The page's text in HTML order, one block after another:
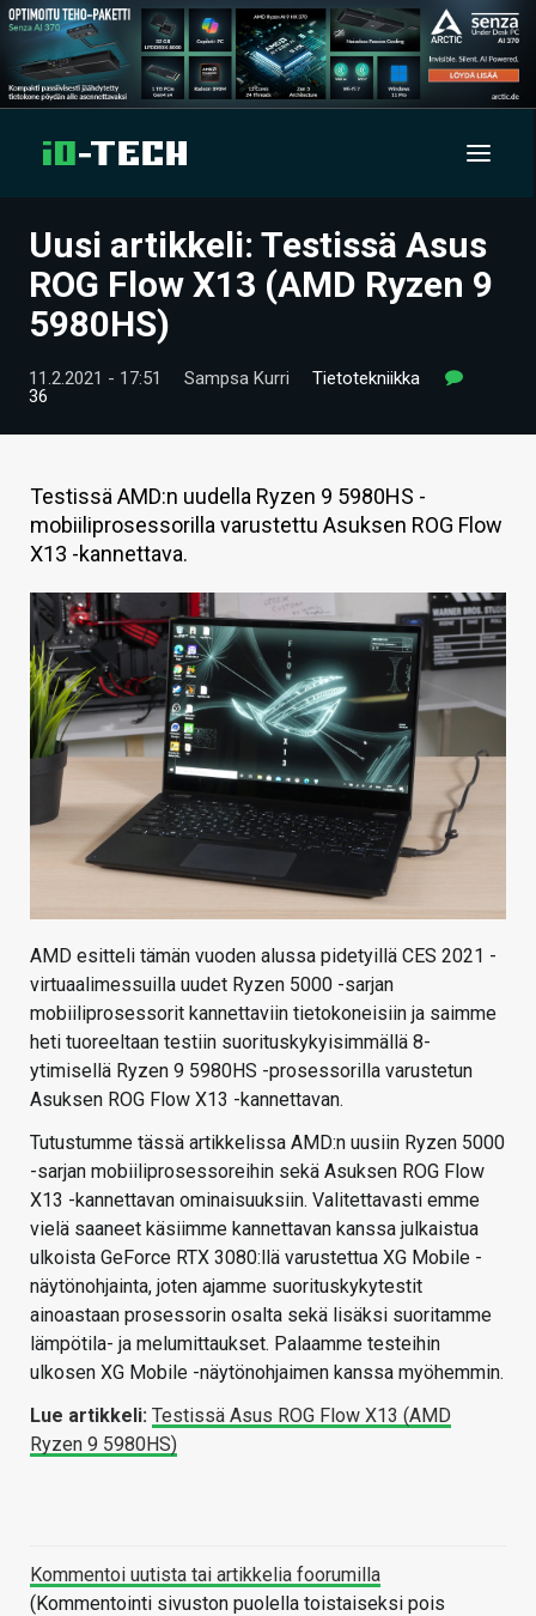
UUTISET
ARTIKKELIT
VIDEOT
HINTA.FI
KAUPPA
VAIHDA TEEMA
HAKU
Uusi artikkeli: Testissä Asus
ROG Flow X13 (AMD Ryzen 9
5980HS)
11.2.2021 - 17:51 Sampsa Kurri
Tietotekniikka
36
Testissä AMD:n uudella Ryzen 9 5980HS -
mobiiliprosessorilla varustettu Asuksen ROG Flow
X13 -kannettava.
AMD esitteli tämän vuoden alussa pidetyillä CES 2021 -
virtuaalimessuilla uudet Ryzen 5000 -sarjan
mobiiliprosessorit kannettaviin tietokoneisiin ja saimme
heti tuoreeltaan testiin suorituskykyisimmällä 8-
ytimisellä Ryzen 9 5980HS -prosessorilla varustetun
Asuksen ROG Flow X13 -kannettavan.
Tutustumme tässä artikkelissa AMD:n uusiin Ryzen 5000
-sarjan mobiiliprosessoreihin sekä Asuksen ROG Flow
X13 -kannettavan ominaisuuksiin. Valitettavasti emme
vielä saaneet käsiimme kannettavan kanssa julkaistua
ulkoista GeForce RTX 3080:llä varustettua XG Mobile -
näytönohjainta, joten ajamme suorituskykytestit
ainoastaan prosessorin osalta sekä lisäksi suoritamme
lämpötila- ja melumittaukset. Palaamme testeihin
ulkosen XG Mobile -näytönohjaimen kanssa myöhemmin.
Lue artikkeli: Testissä Asus ROG Flow X13 (AMD
Ryzen 9 5980HS)
Kommentoi uutista tai artikkelia foorumilla
(Kommentointi sivuston puolella toistaiseksi pois